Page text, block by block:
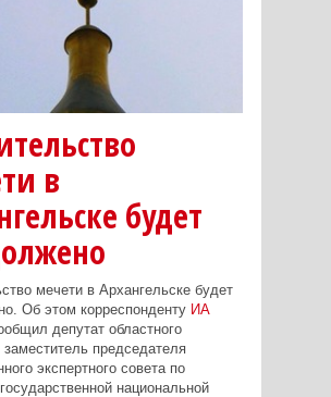
в
будет
мечети в Архангельске будет
Об этом корреспонденту ИА
депутат областного
председателя
экспертного совета по
национальной